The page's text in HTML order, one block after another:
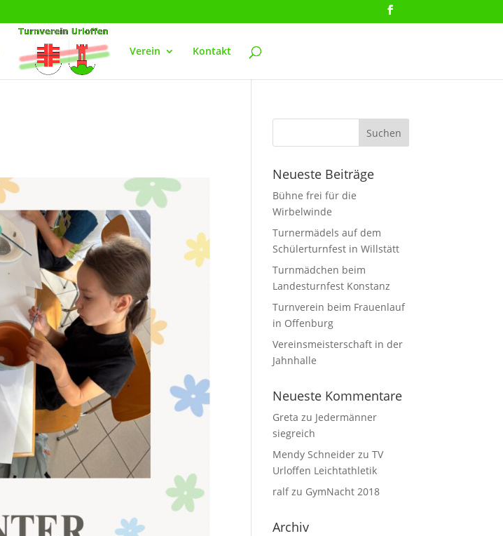
Verein Kontakt
Neueste Beiträge
Bühne frei für die
Wirbelwinde
Turnermädels auf dem
Schülerturnfest in Willstätt
Turnmädchen beim
Landesturnfest Konstanz
Turnverein beim Frauenlauf
in Offenburg
Vereinsmeisterschaft in der
Jahnhalle
Neueste Kommentare
Greta zu Jedermänner
siegreich
Mendy Schneider zuTV
Urloffen Leichtathletik
ralfzu GymNacht 2018
Archiv